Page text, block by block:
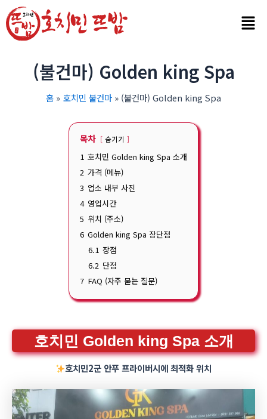
텐
(불건마) Golden king Spa
홈 호치민 불건마 (불건마) Golden king Spa
목차 숨기기
1 호치민 Golden king Spa 소개
2 가격 (메뉴)
3 업소 내부 사진
4 영업시간
5 위치 (주소)
6 Golden king Spa 장단점
6.1 장점
6.2 단점
7 FAQ (자주 묻는 질문)
호치민 Golden king Spa 소개
호치민2군 안푸 프라이버시에 최적화 위치